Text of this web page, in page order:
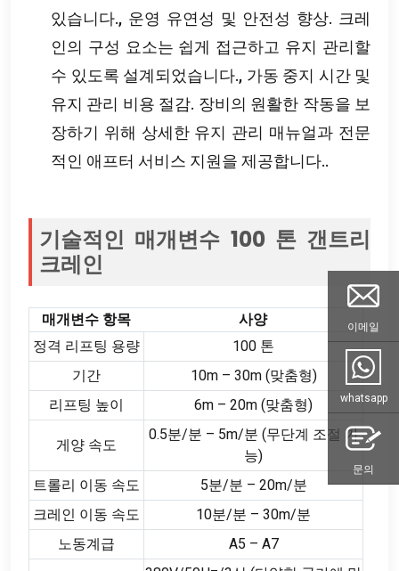
있습니다., 운영 유연성 및 안전성 향상. 크레
인의 구성 요소는 쉽게 접근하고 유지 관리할
수 있도록 설계되었습니다., 가동 중지 시간 및
유지 관리 비용 절감. 장비의 원활한 작동을 보
장하기 위해 상세한 유지 관리 매뉴얼과 전문
적인 애프터 서비스 지원을 제공합니다..
기술적인 매개변수 100 톤 갠트리
크레인
매개변수 항목
사양
정격 리프팅 용량
100 톤
기간
10m – 30m (맞춤형)
리프팅 높이
6m – 20m (맞춤형)
게양 속도
0.5분/분 – 5m/분 (무단계 조절 가
능)
트롤리 이동 속도
5분/분 – 20m/분
크레인 이동 속도
10분/분 – 30m/분
노동계급
A5 – A7
이메일
whatsapp
문의